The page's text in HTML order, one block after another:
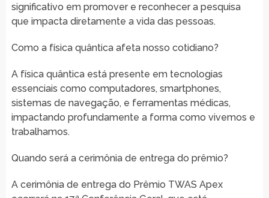
significativo em promover e reconhecer a pesquisa
que impacta diretamente a vida das pessoas.
Como a física quântica afeta nosso cotidiano?
A física quântica está presente em tecnologias
essenciais como computadores, smartphones,
sistemas de navegação, e ferramentas médicas,
impactando profundamente a forma como vivemos e
trabalhamos.
Quando será a cerimônia de entrega do prêmio?
A cerimônia de entrega do Prêmio TWAS Apex